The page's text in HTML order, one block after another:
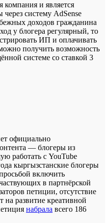
и является
систему AdSense
доходов гражданина
у блогера регулярный, то
ИП и оплачивать
получить возможность
системе со ставкой 3
официально
— блогеры из
работать с YouTube
кыргызстанские блогеры
включить
в партнёрской
петиции, отсутствие
на развитие креативной
набрала всего 186